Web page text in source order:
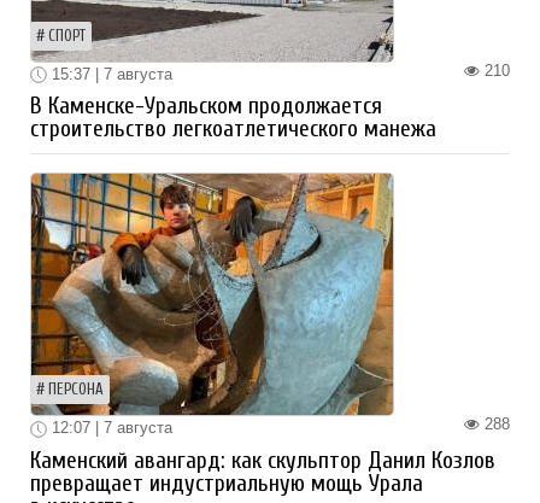
СПОРТ
210
15:37 | 7 августа
В Каменске-Уральском продолжается
строительство легкоатлетического манежа
ПЕРСОНА
288
12:07 | 7 августа
Каменский авангард: как скульптор Данил Козлов
превращает индустриальную мощь Урала